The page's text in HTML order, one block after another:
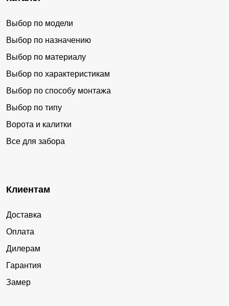
Выбор по модели
Выбор по назначению
Выбор по материалу
Выбор по характеристикам
Выбор по способу монтажа
Выбор по типу
Ворота и калитки
Все для забора
Клиентам
Доставка
Оплата
Дилерам
Гарантия
Замер